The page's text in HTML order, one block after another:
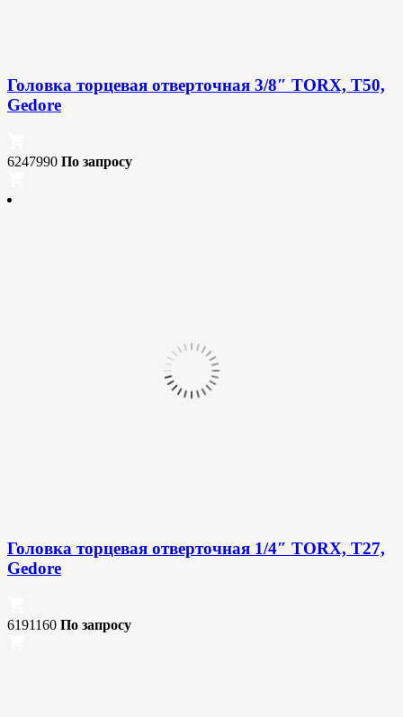
Головка торцевая отверточная 3/8″ TORX, T50,
Gedore
6247990 По запросу
Головка торцевая отверточная 1/4″ TORX, T27,
Gedore
6191160 По запросу